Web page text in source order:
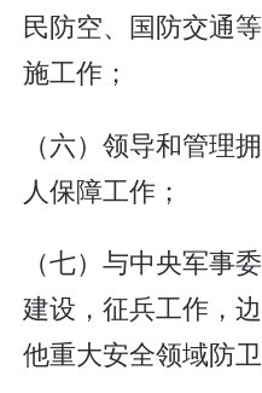
民防空、国防交通
施工作；
（六）领导和管理
人保障工作；
（七）与中央军事
建设，征兵工作，
他重大安全领域防